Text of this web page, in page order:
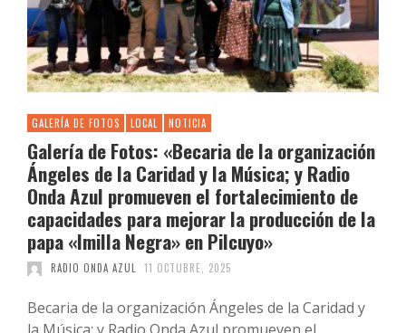
GALERÍA DE FOTOS LOCAL NOTICIA
Galería de Fotos: «Becaria de la organización
Ángeles de la Caridad y la Música; y Radio
Onda Azul promueven el fortalecimiento de
capacidades para mejorar la producción de la
papa «Imilla Negra» en Pilcuyo»
RADIO ONDA AZUL 11 OCTUBRE, 2025
Becaria de la organización Ángeles de la Caridad y